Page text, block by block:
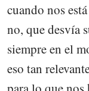
cuando nos
no, que desvía
siempre en el
eso tan